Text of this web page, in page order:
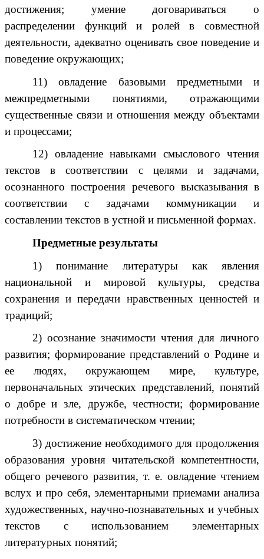
достижения; умение договариваться о
распределении функций и ролей в совместной
деятельности, адекватно оценивать свое поведение и
поведение окружающих;
11) овладение базовыми предметными и
межпредметными понятиями, отражающими
существенные связи и отношения между объектами
и процессами;
12) овладение навыками смыслового чтения
текстов в соответствии с целями и задачами,
осознанного построения речевого высказывания в
соответствии с задачами коммуникации и
составлении текстов в устной и письменной формах.
Предметные результаты
1) понимание литературы как явления
национальной и мировой культуры, средства
сохранения и передачи нравственных ценностей и
традиций;
2) осознание значимости чтения для личного
развития; формирование представлений о Родине и
ее людях, окружающем мире, культуре,
первоначальных этических представлений, понятий
о добре и зле, дружбе, честности; формирование
потребности в систематическом чтении;
3) достижение необходимого для продолжения
образования уровня читательской компетентности,
общего речевого развития, т. е. овладение чтением
вслух и про себя, элементарными приемами анализа
художественных, научно-познавательных и учебных
текстов с использованием элементарных
литературных понятий;